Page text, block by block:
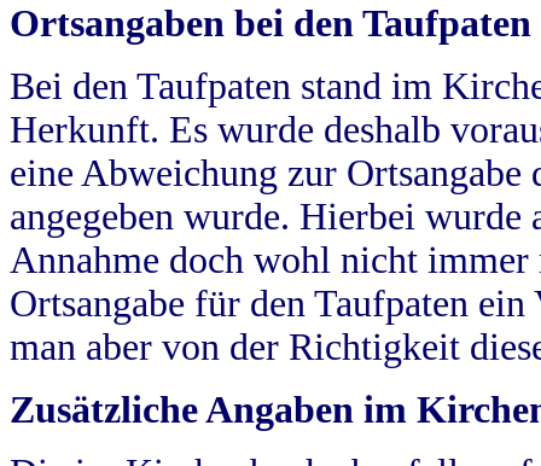
Ortsangaben bei den Taufpaten
Bei den Taufpaten stand im
Herkunft. Es wurde deshalb
eine Abweichung zur
angegeben wurde. Hierbei wurde
Annahme doch wohl nicht
Ortsangabe für den Taufpaten
man aber von der Richtigkeit
Zusätzliche Angaben im